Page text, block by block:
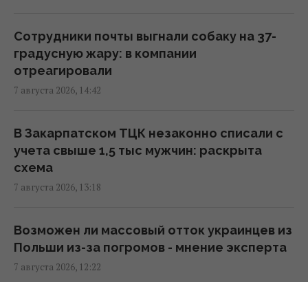
закончится война, - результаты опроса
13:06 пятница, 07 августа 2026
РФ наращивает выпуск "Искандеров":
с этим бороться
13:04 пятница, 07 августа 2026
Союзники подвели Украину и оставили
Bloomberg
12:31 пятница, 07 августа 2026
Сотрудники почты выгнали собаку на 37-
градусную жару: в компании
отреагировали
7 августа 2026, 14:42
В Закарпатском ТЦК незаконно списали с
учета свыше 1,5 тыс мужчин: раскрыта
схема
7 августа 2026, 13:18
Возможен ли массовый отток украинцев из
Польши из-за погромов - мнение эксперта
7 августа 2026, 12:22